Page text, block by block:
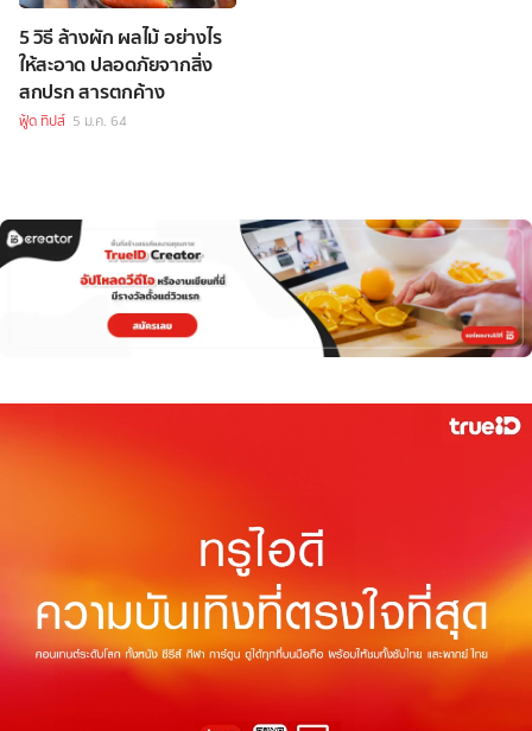
5 วิธี ล้างผัก ผลไม้ อย่างไร
ให้สะอาด ปลอดภัยจากสิ่ง
สกปรก สารตกค้าง
ฟู้ด ทิปส์ 5 ม.ค. 64